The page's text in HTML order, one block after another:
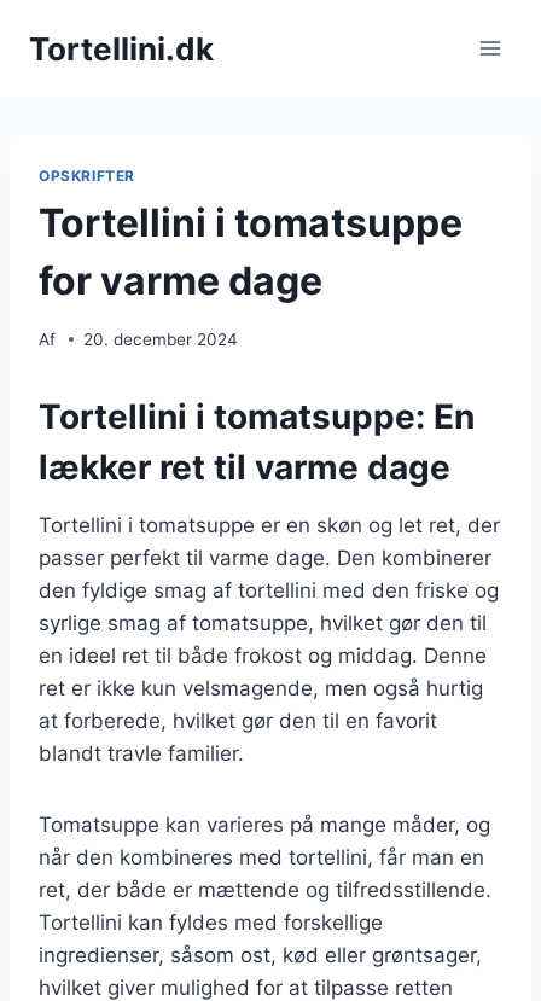
Tortellini.dk
OPSKRIFTER
Tortellini i tomatsuppe
for varme dage
Af 20. december 2024
Tortellini i tomatsuppe: En
lækker ret til varme dage
Tortellini i tomatsuppe er en skøn og let ret, der
passer perfekt til varme dage. Den kombinerer
den fyldige smag af tortellini med den friske og
syrlige smag af tomatsuppe, hvilket gør den til
en ideel ret til både frokost og middag. Denne
ret er ikke kun velsmagende, men også hurtig
at forberede, hvilket gør den til en favorit
blandt travle familier.
Tomatsuppe kan varieres på mange måder, og
når den kombineres med tortellini, får man en
ret, der både er mættende og tilfredsstillende.
Tortellini kan fyldes med forskellige
ingredienser, såsom ost, kød eller grøntsager,
hvilket giver mulighed for at tilpasse retten